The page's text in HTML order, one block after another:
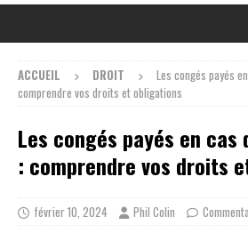
ACCUEIL DROIT
Les congés payés
comprendre vos droits et obligations
Les congés payés en cas
: comprendre vos droits
février 10, 2024 Phil Colin